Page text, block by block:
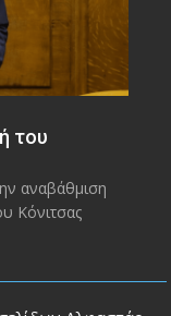
του
αναβάθμιση
Κόνιτσας